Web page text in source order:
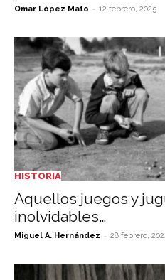
Omar López Mato - 12 febrero, 2025
HISTORIA
Aquellos juegos y
inolvidables…
Miguel A. Hernández - 28 febrero,